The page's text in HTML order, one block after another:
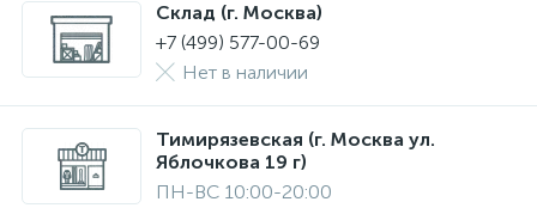
Склад (г. Москва)
+7 (499) 577-00-69
Нет в наличии
Тимирязевская (г. Москва ул.
Яблочкова 19 г)
ПН-ВС 10:00-20:00